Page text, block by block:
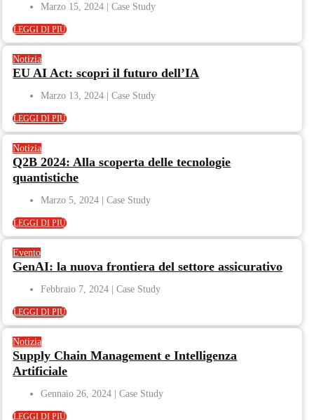
Marzo 15, 2024
LEGGI DI PIÙ
Notizia
EU AI Act: scopri il futuro dell’IA
Marzo 13, 2024
LEGGI DI PIÙ
Notizia
Q2B 2024: Alla scoperta delle tecnologie
quantistiche
Marzo 5, 2024
LEGGI DI PIÙ
Evento
GenAI: la nuova frontiera del settore assicurativo
Febbraio 7, 2024
LEGGI DI PIÙ
Notizia
Supply Chain Management e Intelligenza
Artificiale
Gennaio 26, 2024
LEGGI DI PIÙ